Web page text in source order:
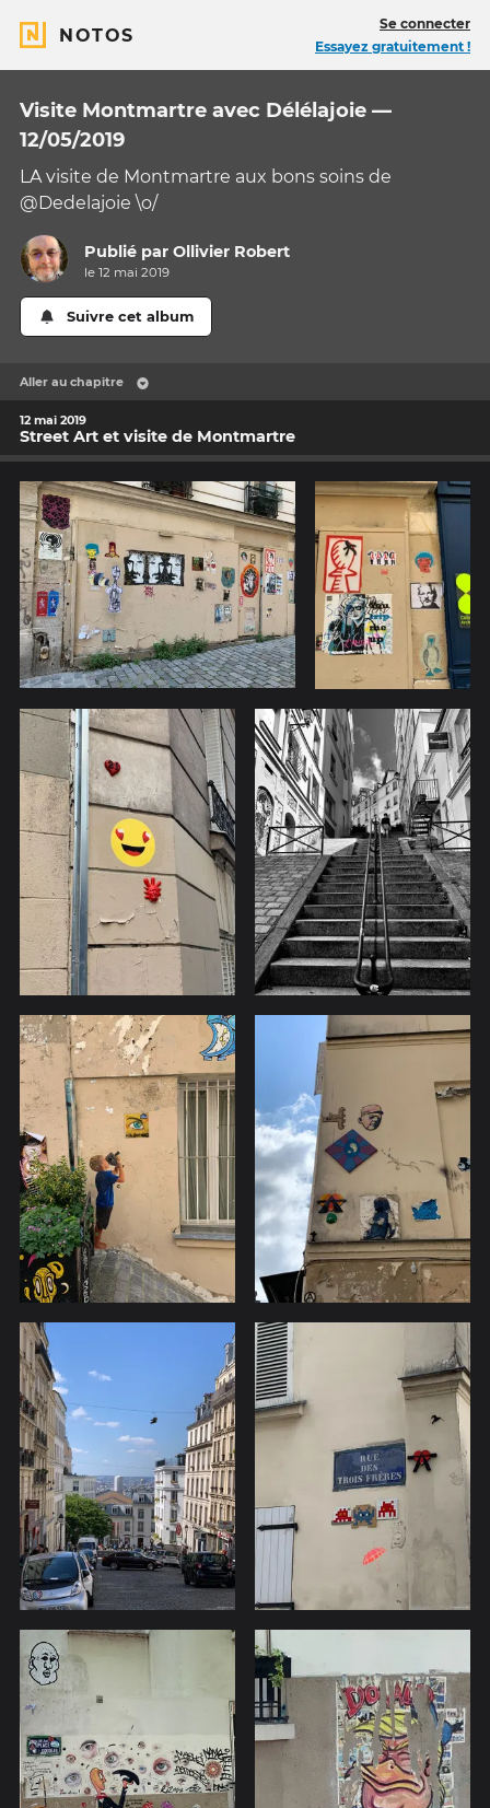
NOTOS
Se connecter
Essayez gratuitement !
Visite Montmartre avec Délélajoie —
12/05/2019
LA visite de Montmartre aux bons soins de
@Dedelajoie \o/
Publié parOllivier Robert
le 12 mai 2019
Suivre cet album
Aller au chapitre
12 mai 2019
Street Art et visite de Montmartre